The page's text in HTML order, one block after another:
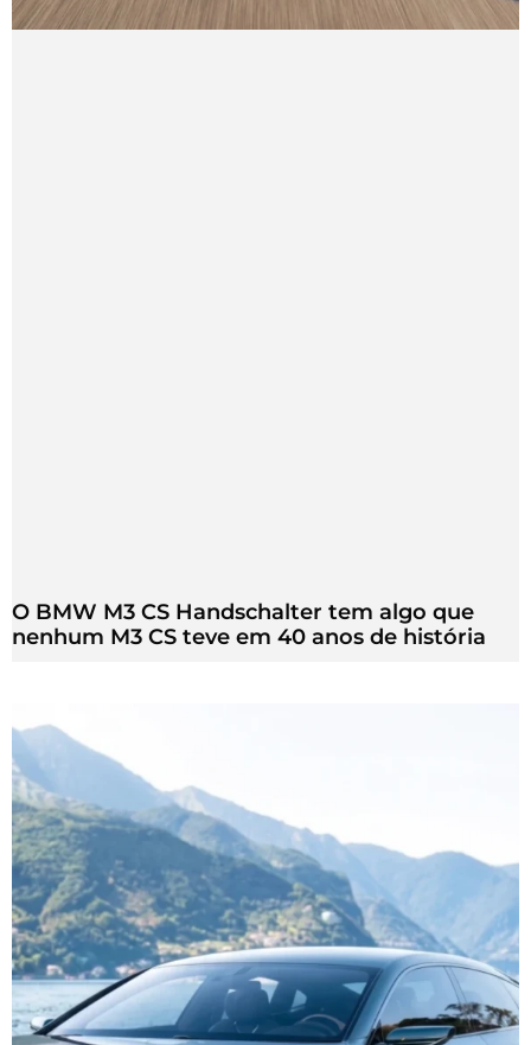
O BMW M3 CS Handschalter tem algo que
nenhum M3 CS teve em 40 anos de história